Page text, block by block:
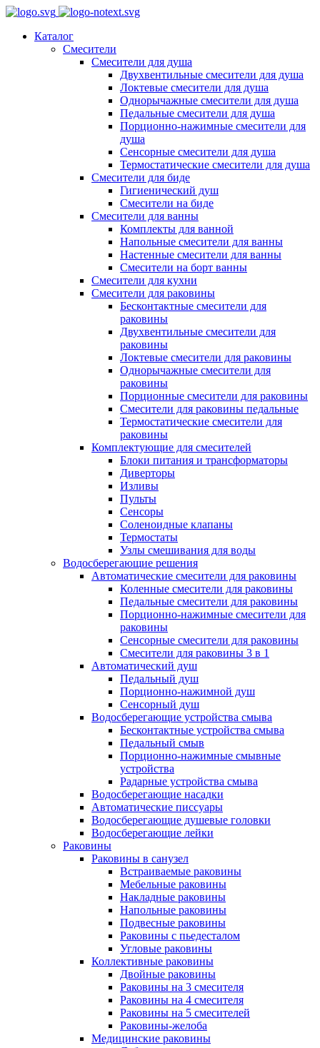
Каталог
Смесители
Смесители для душа
Двухвентильные смесители для душа
Локтевые смесители для душа
Однорычажные смесители для душа
Педальные смесители для душа
Порционно-нажимные смесители для
душа
Сенсорные смесители для душа
Термостатические смесители для душа
Смесители для биде
Гигиенический душ
Смесители на биде
Смесители для ванны
Комплекты для ванной
Напольные смесители для ванны
Настенные смесители для ванны
Смесители на борт ванны
Смесители для кухни
Смесители для раковины
Бесконтактные смесители для
раковины
Двухвентильные смесители для
раковины
Локтевые смесители для раковины
Однорычажные смесители для
раковины
Порционные смесители для раковины
Смесители для раковины педальные
Термостатические смесители для
раковины
Комплектующие для смесителей
Блоки питания и трансформаторы
Диверторы
Изливы
Пульты
Сенсоры
Соленоидные клапаны
Термостаты
Узлы смешивания для воды
Водосберегающие решения
Автоматические смесители для раковины
Коленные смесители для раковины
Педальные смесители для раковины
Порционно-нажимные смесители для
раковины
Сенсорные смесители для раковины
Смесители для раковины 3 в 1
Автоматический душ
Педальный душ
Порционно-нажимной душ
Сенсорный душ
Водосберегающие устройства смыва
Бесконтактные устройства смыва
Педальный смыв
Порционно-нажимные смывные
устройства
Радарные устройства смыва
Водосберегающие насадки
Автоматические писсуары
Водосберегающие душевые головки
Водосберегающие лейки
Раковины
Раковины в санузел
Встраиваемые раковины
Мебельные раковины
Накладные раковины
Напольные раковины
Подвесные раковины
Раковины с пьедесталом
Угловые раковины
Коллективные раковины
Двойные раковины
Раковины на 3 смесителя
Раковины на 4 смесителя
Раковины на 5 смесителей
Раковины-желоба
Медицинские раковины